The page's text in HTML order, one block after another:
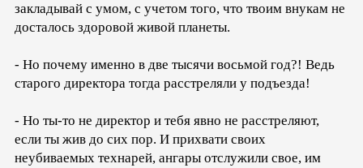
закладывай с умом, с учетом того, что твоим внукам не
досталось здоровой живой планеты.
- Но почему именно в две тысячи восьмой год?! Ведь
старого директора тогда расстреляли у подъезда!
- Но ты-то не директор и тебя явно не расстреляют,
если ты жив до сих пор. И прихвати своих
неубиваемых технарей, ангары отслужили свое, им